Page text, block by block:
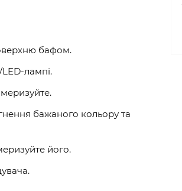
бафом.
лампі.
бажаного кольору та
його.